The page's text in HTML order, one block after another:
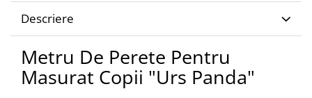
Descriere
Metru De Perete Pentru
Masurat Copii "Urs Panda"